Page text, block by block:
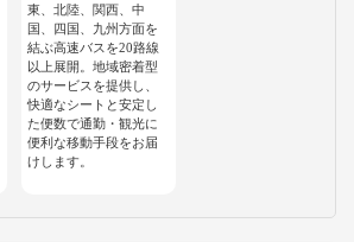
東、北陸、関西、中
国、四国、九州方面を
結ぶ高速バスを20路線
以上展開。地域密着型
のサービスを提供し、
快適なシートと安定し
た便数で通勤・観光に
便利な移動手段をお届
けします。